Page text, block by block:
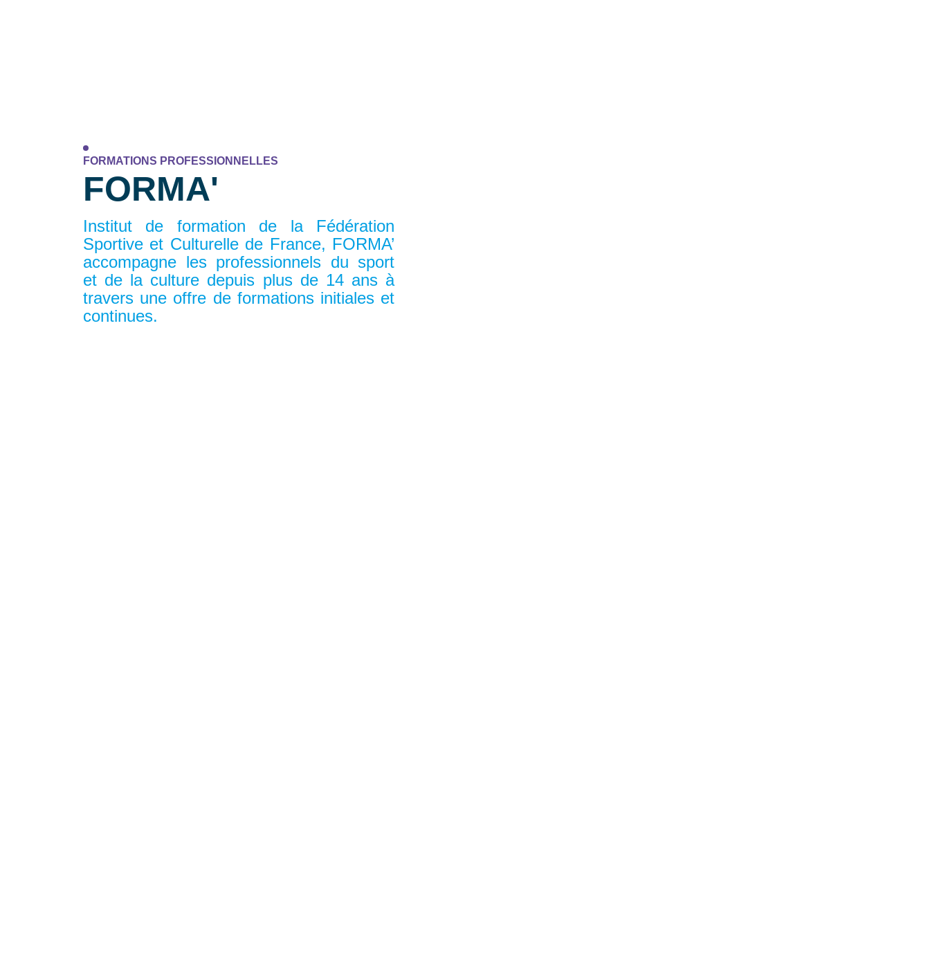
FORMATIONS PROFESSIONNELLES
FORMA'
Institut de formation de la Fédération
Sportive et Culturelle de France, FORMA’
accompagne les professionnels du sport
et de la culture depuis plus de 14 ans à
travers une offre de formations initiales et
continues.